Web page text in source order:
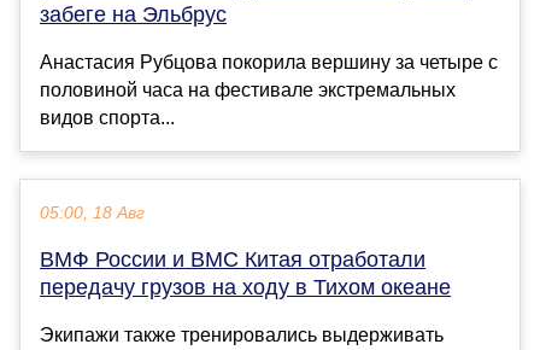
забеге на Эльбрус
Анастасия Рубцова покорила вершину за четыре с
половиной часа на фестивале экстремальных
видов спорта...
05:00, 18 Авг
ВМФ России и ВМС Китая отработали
передачу грузов на ходу в Тихом океане
Экипажи также тренировались выдерживать